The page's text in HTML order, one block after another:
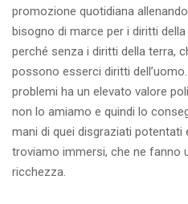
promozione quotidiana
bisogno di marce per i diritti della
perché senza i diritti della terra,
possono esserci diritti
problemi ha un elevato valore
non lo amiamo e quindi lo
mani di quei disgraziati potentati
troviamo immersi, che ne fanno
ricchezza.